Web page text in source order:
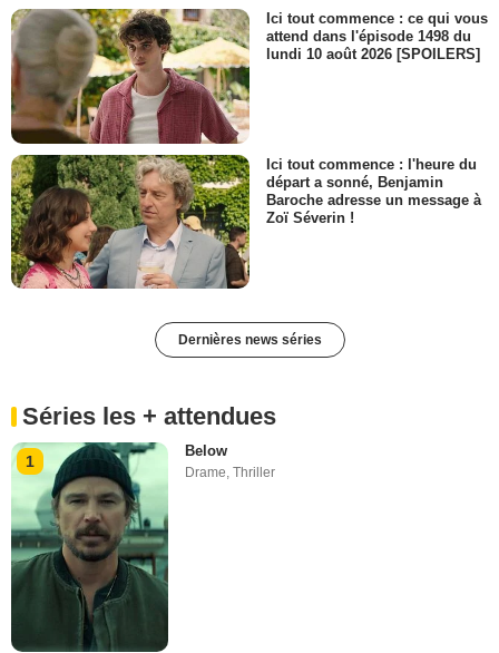
Ici tout commence : ce qui vous
attend dans l'épisode 1498 du
lundi 10 août 2026 [SPOILERS]
Ici tout commence : l'heure du
départ a sonné, Benjamin
Baroche adresse un message à
Zoï Séverin !
Dernières news séries
Séries les + attendues
1
Below
Drame,Thriller